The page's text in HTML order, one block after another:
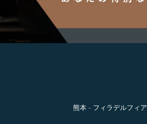
熊本 - フィラデルフィア